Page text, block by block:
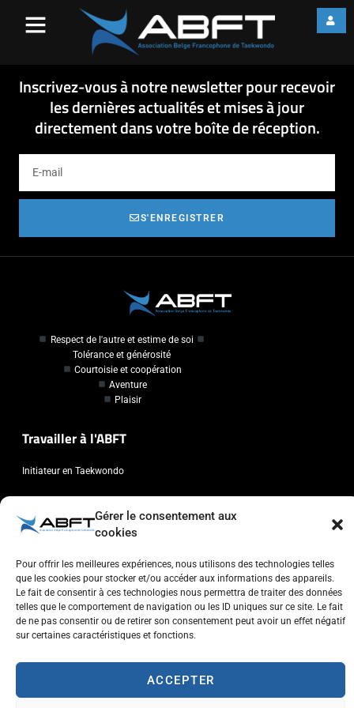
Gérer le consentement aux
cookies
Pour offrir les meilleures expériences, nous utilisons des technologies telles
que les cookies pour stocker et/ou accéder aux informations des appareils.
Le fait de consentir à ces technologies nous permettra de traiter des données
telles que le comportement de navigation ou les ID uniques sur ce site. Le fait
de ne pas consentir ou de retirer son consentement peut avoir un effet négatif
sur certaines caractéristiques et fonctions.
ACCEPTER
Poomsae 2015
Information Open ILYO Poomsae 2015
Inscrivez-vous à notre newsletter pour recevoir
les dernières actualités et mises à jour
directement dans votre boîte de réception.
S'ENREGISTRER
Respect de l'autre et estime de soi
Tolérance et générosité
Courtoisie et coopération
Aventure
Plaisir
Travailler à l'ABFT
Initiateur en Taekwondo
Chaussée de Wavre, 2057 - 1160 Auderghem
info@abft.be
+32 (0)2 347 34 77